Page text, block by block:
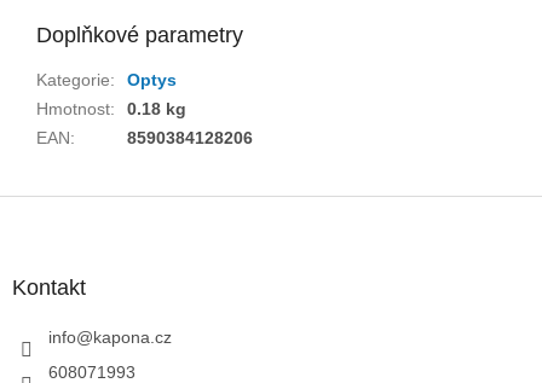
Doplňkové parametry
Kategorie:
Optys
Hmotnost:
0.18 kg
EAN: 8590384128206
Kontakt
info@kapona.cz
608071993